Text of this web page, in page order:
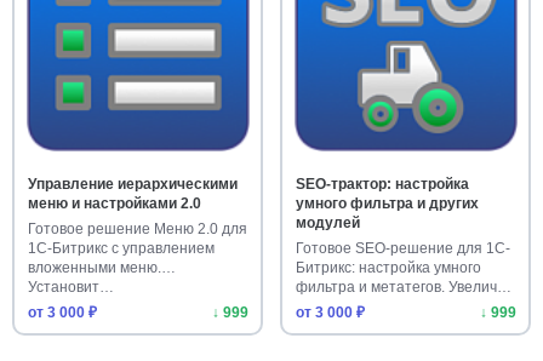
Управление иерархическими
меню и настройками 2.0
Готовое решение Меню 2.0 для
1С-Битрикс с управлением
вложенными меню.
Установит…
от 3 000 ₽
↓ 999
SEO-трактор: настройка
умного фильтра и других
модулей
Готовое SEO-решение для 1С-
Битрикс: настройка умного
фильтра и метатегов. Увелич…
от 3 000 ₽
↓ 999